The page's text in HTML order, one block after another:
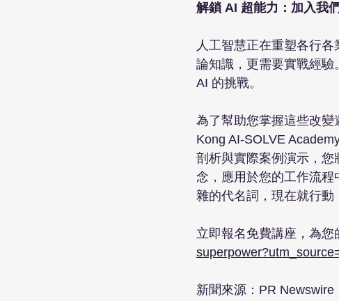
解鎖 AI 超能力：加入我
人工智慧正在重塑各行
論知識，更需要實戰經驗
AI 的挑戰。
為了幫助您掌握這些改
Kong AI-SOLVE
剖析與實際案例演示，
念，應用於您的工作流
雜的代名詞，現在就行動
立即報名免費講座，為您
新聞來源：PR Newswire